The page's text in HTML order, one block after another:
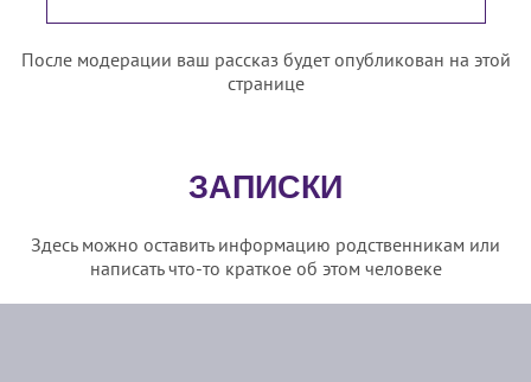
После модерации ваш рассказ будет опубликован на этой
странице
ЗАПИСКИ
Здесь можно оставить информацию родственникам или
написать что-то краткое об этом человеке